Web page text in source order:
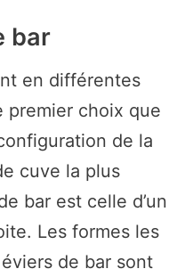
bar
en différentes
premier choix que
de la
cuve la plus
bar est celle d’un
Les formes les
de bar sont